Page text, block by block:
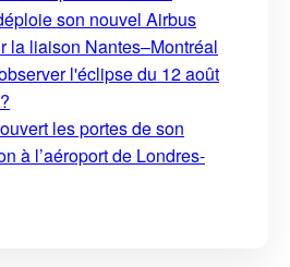
son nouvel Airbus
la liaison Nantes–Montréal
l'éclipse du 12 août
les portes de son
à l’aéroport de Londres-